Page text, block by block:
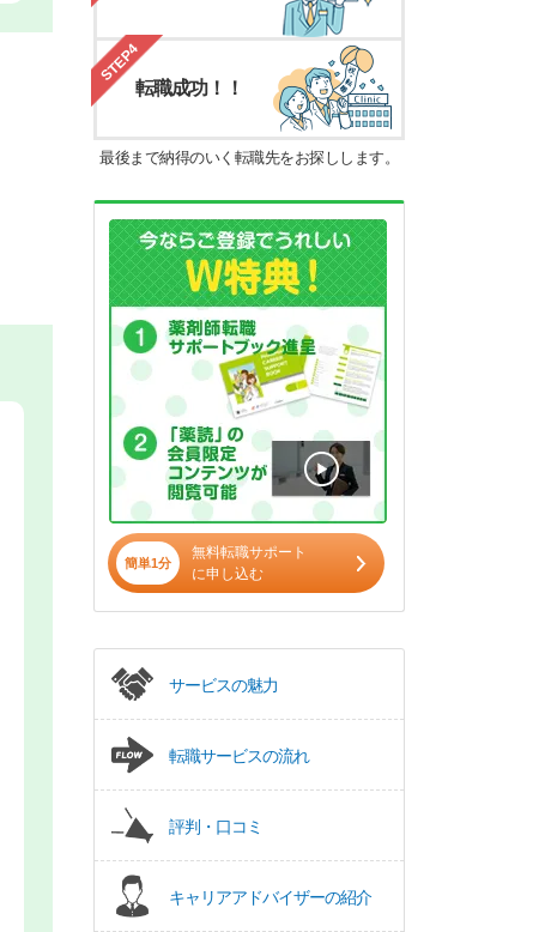
STEP4
転職成功！！
最後まで納得のいく転職先をお探しします。
簡単1分
無料転職サポート
に申し込む
サービスの魅力
転職サービスの流れ
評判・口コミ
キャリアアドバイザーの紹介